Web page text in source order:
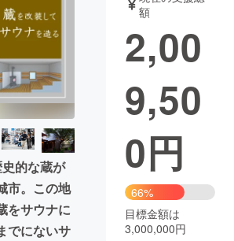
ジー・ガジェット
書籍・雑誌
・起業 チャレンジ
・地域活性化
Social Good
CAMPFIRE Creation
るさと納税machi-ya コミュニティ
的な蔵が
市。この地
をサウナに
でにないサ
額
2,00
9,50
0円
66%
目標金額は
3,000,000円